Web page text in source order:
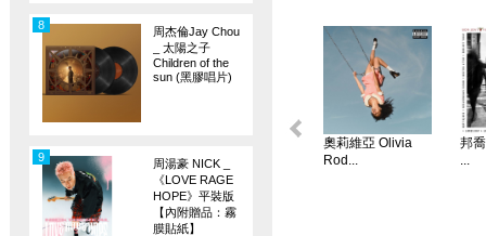
周杰倫Jay Chou
_ 太陽之子
Children of the
sun (黑膠唱片)
8
周湯豪 NICK _
《LOVE RAGE
HOPE》平裝版
【內附贈品：霧
膜貼紙】
9
奧莉維亞 Olivia
Rod...
邦
...